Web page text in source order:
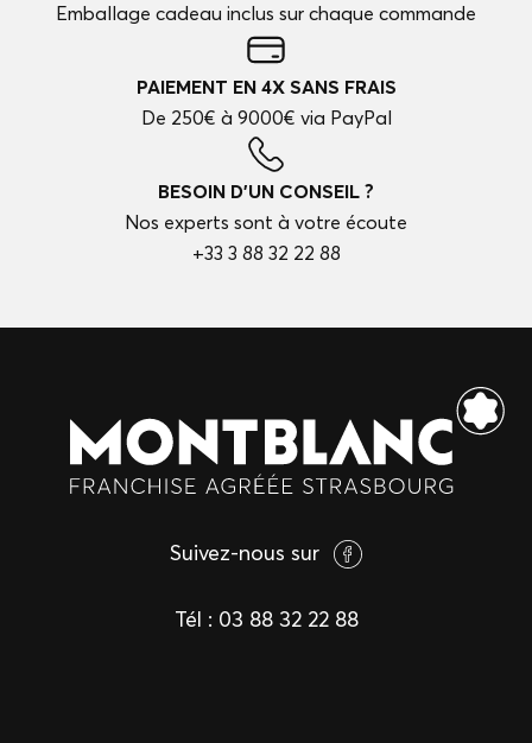
Emballage cadeau inclus sur chaque commande
PAIEMENT EN 4X SANS FRAIS
De 250€ à 9000€ via PayPal
BESOIN D'UN CONSEIL ?
Nos experts sont à votre écoute
+33 3 88 32 22 88
Suivez-nous sur
Tél : 03 88 32 22 88